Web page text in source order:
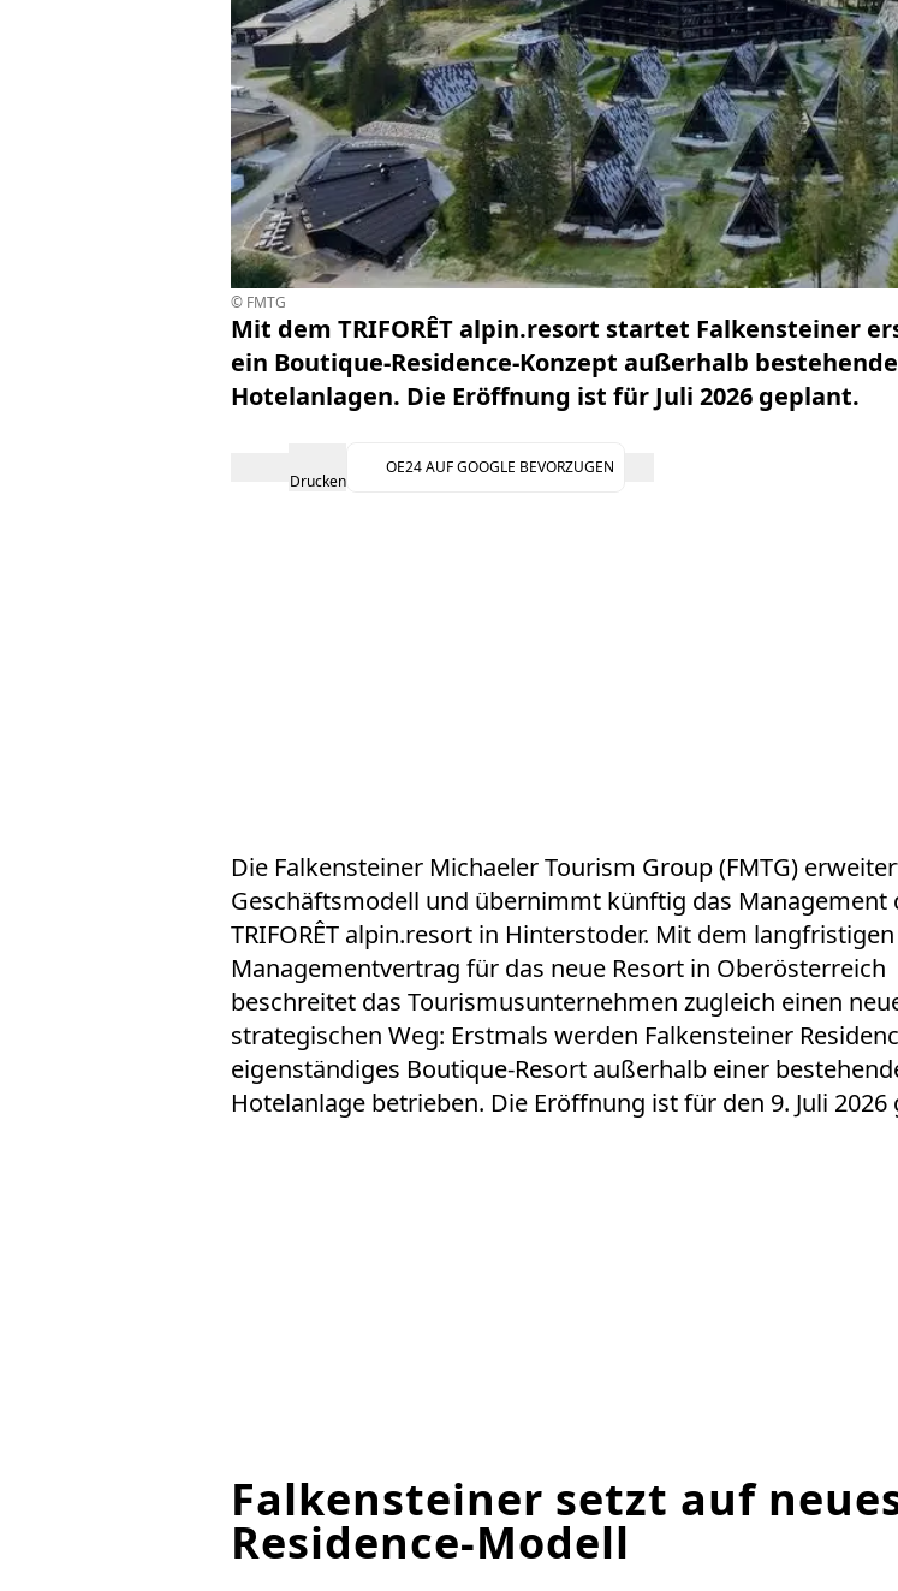
© FMTG
Mit dem TRIFORÊT alpin.resort startet Falkensteiner
ein Boutique-Residence-Konzept außerhalb
Hotelanlagen. Die Eröffnung ist für Juli 2026 geplant.
Drucken
OE24 AUF GOOGLE BEVORZUGEN
Die Falkensteiner Michaeler Tourism Group (FMTG)
Geschäftsmodell und übernimmt künftig das Management
TRIFORÊT alpin.resort in Hinterstoder. Mit dem langfristigen
Managementvertrag für das neue Resort in Oberösterreich
beschreitet das Tourismusunternehmen zugleich einen
strategischen Weg: Erstmals werden Falkensteiner
eigenständiges Boutique-Resort außerhalb einer
Hotelanlage betrieben. Die Eröffnung ist für den 9. Juli 2026
Falkensteiner setzt auf
Residence-Modell